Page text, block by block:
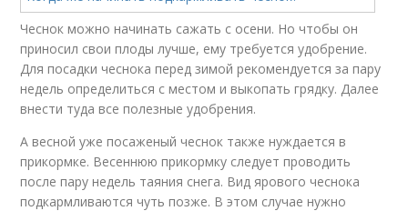
Чеснок можно начинать сажать с осени. Но чтобы он
приносил свои плоды лучше, ему требуется удобрение.
Для посадки чеснока перед зимой рекомендуется за пару
недель определиться с местом и выкопать грядку. Далее
внести туда все полезные удобрения.
А весной уже посаженый чеснок также нуждается в
прикормке. Весеннюю прикормку следует проводить
после пару недель таяния снега. Вид ярового чеснока
подкармливаются чуть позже. В этом случае нужно